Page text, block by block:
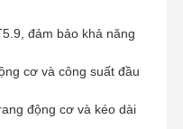
đảm bảo khả năng
cơ và công suất đầu
động cơ và kéo dài